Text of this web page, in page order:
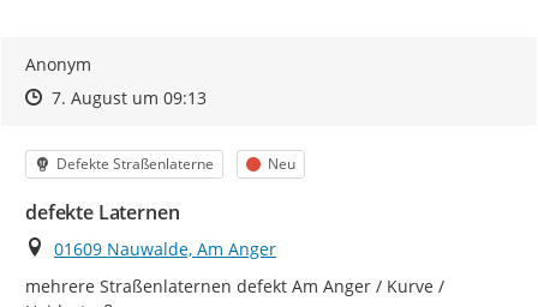
Anonym
Zeitpunkt des Erstellens
Zeitpunkt des Erstellens
7. August um 09:13Zur Äußerung
Kategorie
Defekte Straßenlaterne Status
Neu
defekte Laternen
Ort
01609 Nauwalde, Am Anger
mehrere Straßenlaternen defekt Am Anger / Kurve /